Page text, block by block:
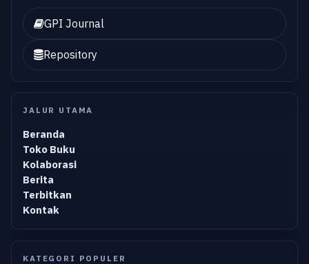
GPI Journal
Repository
JALUR UTAMA
Beranda
Toko Buku
Kolaborasi
Berita
Terbitkan
Kontak
KATEGORI POPULER